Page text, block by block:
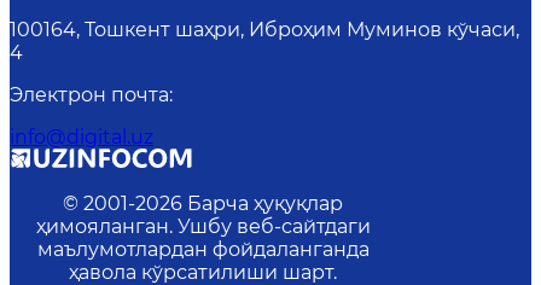
100164, Тошкент шаҳри, Иброҳим Муминов кўчаси,
4
Электрон почта:
info@digital.uz
© 2001-2026 Барча ҳуқуқлар
ҳимояланган. Ушбу веб-сайтдаги
маълумотлардан фойдаланганда
ҳавола кўрсатилиши шарт.